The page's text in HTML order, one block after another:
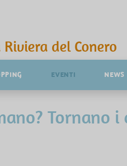
del Conero
EVENTI NEWS
Tornano i